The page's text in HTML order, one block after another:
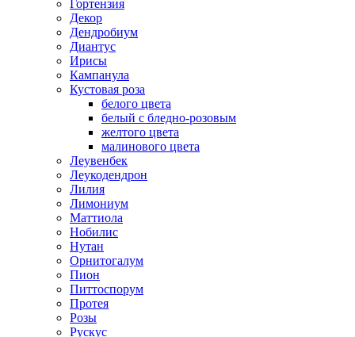
Гортензия
Декор
Дендробиум
Диантус
Ирисы
Кампанула
Кустовая роза
белого цвета
белый с бледно-розовым
желтого цвета
малинового цвета
Леувенбек
Леукодендрон
Лилия
Лимониум
Маттиола
Нобилис
Нутан
Орнитогалум
Пион
Питтоспорум
Протея
Розы
Рускус